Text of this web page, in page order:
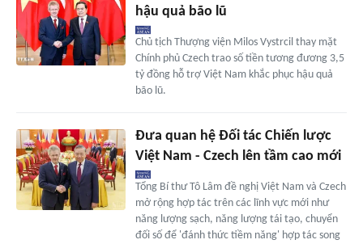
hậu quả bão lũ
Chủ tịch Thượng viện Milos Vystrcil thay mặt
Chính phủ Czech trao số tiền tương đương 3,5
tỷ đồng hỗ trợ Việt Nam khắc phục hậu quả
bão lũ.
Đưa quan hệ Đối tác Chiến lược
Việt Nam - Czech lên tầm cao mới
Tổng Bí thư Tô Lâm đề nghị Việt Nam và Czech
mở rộng hợp tác trên các lĩnh vực mới như
năng lượng sạch, năng lượng tái tạo, chuyển
đối số để 'đánh thức tiềm năng' hợp tác song